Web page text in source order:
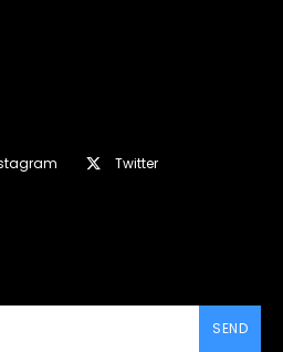
Twitter
SEND